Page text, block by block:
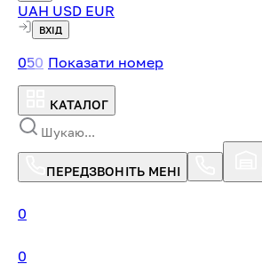
UAH USD EUR
ВХІД
050 Показати номер
КАТАЛОГ
ПЕРЕДЗВОНІТЬ МЕНІ
0
0